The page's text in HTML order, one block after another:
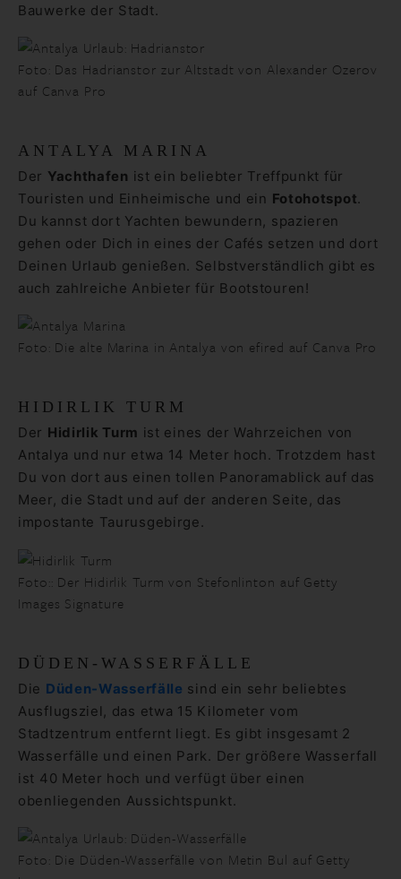
Bauwerke der Stadt.
Foto: Das Hadrianstor zur Altstadt von Alexander Ozerov
auf Canva Pro
ANTALYA MARINA
Der Yachthafen ist ein beliebter Treffpunkt für
Touristen und Einheimische und ein Fotohotspot.
Du kannst dort Yachten bewundern, spazieren
gehen oder Dich in eines der Cafés setzen und dort
Deinen Urlaub genießen. Selbstverständlich gibt es
auch zahlreiche Anbieter für Bootstouren!
Foto: Die alte Marina in Antalya von efired auf Canva Pro
HIDIRLIK TURM
Der Hidirlik Turm ist eines der Wahrzeichen von
Antalya und nur etwa 14 Meter hoch. Trotzdem hast
Du von dort aus einen tollen Panoramablick auf das
Meer, die Stadt und auf der anderen Seite, das
impostante Taurusgebirge.
Foto:: Der Hidirlik Turm von Stefonlinton auf Getty
Images Signature
DÜDEN-WASSERFÄLLE
Die Düden-Wasserfälle sind ein sehr beliebtes
Ausflugsziel, das etwa 15 Kilometer vom
Stadtzentrum entfernt liegt. Es gibt insgesamt 2
Wasserfälle und einen Park. Der größere Wasserfall
ist 40 Meter hoch und verfügt über einen
obenliegenden Aussichtspunkt.
Foto: Die Düden-Wasserfälle von Metin Bul auf Getty